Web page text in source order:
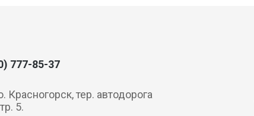
777-85-37
Красногорск, тер. автодорога
5.